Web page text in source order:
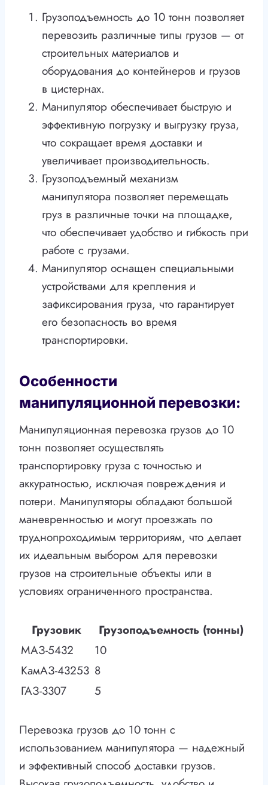
Грузоподъемность до 10 тонн позволяет
перевозить различные типы грузов — от
строительных материалов и
оборудования до контейнеров и грузов
в цистернах.
Манипулятор обеспечивает быструю и
эффективную погрузку и выгрузку груза,
что сокращает время доставки и
увеличивает производительность.
Грузоподъемный механизм
манипулятора позволяет перемещать
груз в различные точки на площадке,
что обеспечивает удобство и гибкость при
работе с грузами.
Манипулятор оснащен специальными
устройствами для крепления и
зафиксирования груза, что гарантирует
его безопасность во время
транспортировки.
Особенности
манипуляционной перевозки:
Манипуляционная перевозка грузов до 10
тонн позволяет осуществлять
транспортировку груза с точностью и
аккуратностью, исключая повреждения и
потери. Манипуляторы обладают большой
маневренностью и могут проезжать по
труднопроходимым территориям, что делает
их идеальным выбором для перевозки
грузов на строительные объекты или в
условиях ограниченного пространства.
Грузовик
Грузоподъемность (тонны)
МАЗ-5432
10
КамАЗ-43253 8
ГАЗ-3307
5
Перевозка грузов до 10 тонн с
использованием манипулятора — надежный
и эффективный способ доставки грузов.